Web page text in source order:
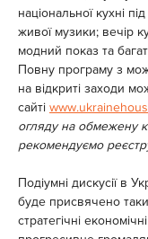
національної кухні
живої музики; вечір
модний показ та
Повну програму з
на відкриті заходи
сайті
огляду на обмежену
рекомендуємо
Подіумні дискусії в
буде присвячено
стратегічні